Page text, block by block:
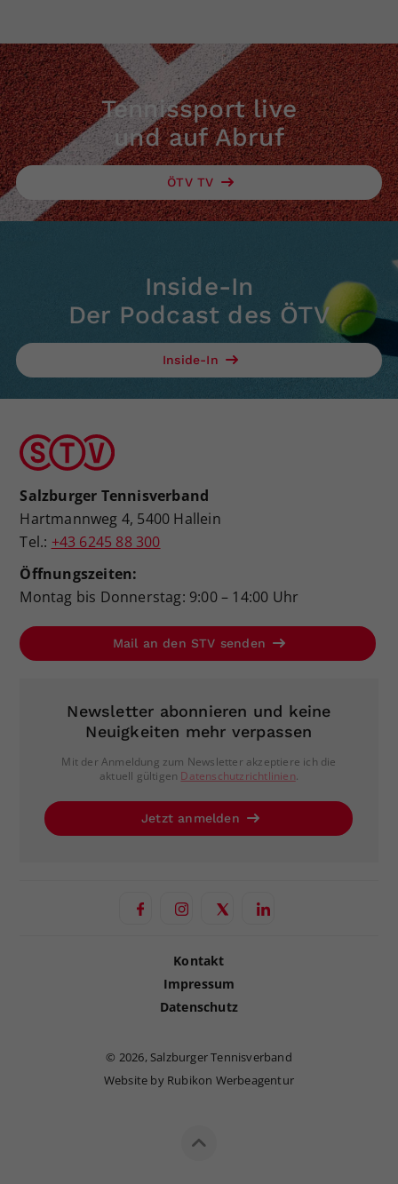
Tennissport live
und auf Abruf
ÖTV TV
Inside-In
Der Podcast des ÖTV
Inside-In
Salzburger Tennisverband
Hartmannweg 4, 5400 Hallein
Tel.: +43 6245 88 300
Öffnungszeiten:
Montag bis Donnerstag: 9:00 – 14:00 Uhr
Mail an den STV senden
Newsletter abonnieren und keine
Neuigkeiten mehr verpassen
Mit der Anmeldung zum Newsletter akzeptiere ich die
aktuell gültigen Datenschutzrichtlinien.
Jetzt anmelden
Kontakt
Impressum
Datenschutz
© 2026, Salzburger Tennisverband
Website by Rubikon Werbeagentur